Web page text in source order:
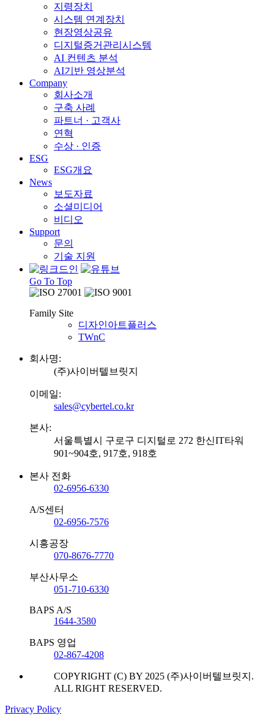
지령장치
시스템 연계장치
현장영상공유
디지털증거관리시스템
AI 컨텐츠 분석
AI기반 영상분석
Company
회사소개
구축 사례
파트너 · 고객사
연혁
수상 · 인증
ESG
ESG개요
News
보도자료
소셜미디어
비디오
Support
문의
기술 지원
Go To Top
Family Site
디자인아트플러스
TWnC
회사명:
(주)사이버텔브릿지
이메일:
sales@cybertel.co.kr
본사:
서울특별시 구로구 디지털로 272 한신IT타워
901~904호, 917호, 918호
본사 전화
02-6956-6330
A/S센터
02-6956-7576
시흥공장
070-8676-7770
부산사무소
051-710-6330
BAPS A/S
1644-3580
BAPS 영업
02-867-4208
COPYRIGHT (C) BY 2025 (주)사이버텔브릿지.
ALL RIGHT RESERVED.
Privacy Policy